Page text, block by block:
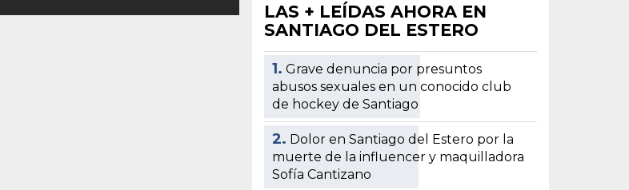
LAS + LEÍDAS AHORA EN
SANTIAGO DEL ESTERO
1. Grave denuncia por presuntos
abusos sexuales en un conocido club
de hockey de Santiago
2. Dolor en Santiago del Estero por la
muerte de la influencer y maquilladora
Sofía Cantizano